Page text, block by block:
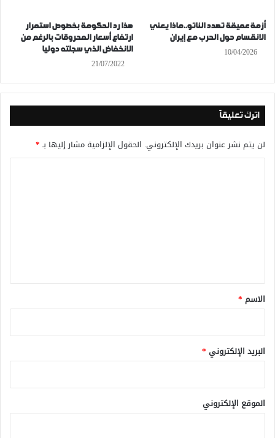
أزمة عميقة تهدد الناتو..ماذا يعني
الانقسام حول الحرب مع إيران
10/04/2026
هذا رد الحكومة بخصوص استمرار
ارتفاع أسعار المحروقات بالرغم من
الانخفاض الذي سجلته دوليا
21/07/2022
اترك تعليقاً
لن يتم نشر عنوان بريدك الإلكتروني. الحقول الإلزامية مشار إليها بـ*
*
الاسم *
البريد الإلكتروني *
الموقع الإلكتروني